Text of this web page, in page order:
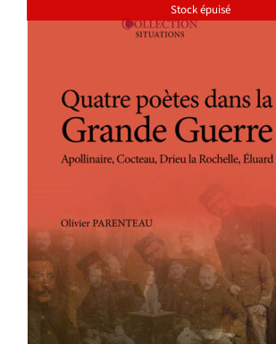
Stock épuisé